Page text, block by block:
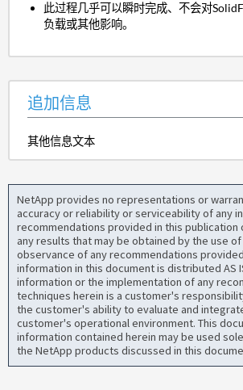
此过程几乎可以瞬时完成、不会对
负载或其他影响。
追加信息
其他信息文本
NetApp provides no representations or
accuracy or reliability or serviceability of any
recommendations provided in this
any results that may be obtained by the use
observance of any recommendations
information in this document is distributed AS
information or the implementation of any
techniques herein is a customer's
the customer's ability to evaluate and
customer's operational environment. This
information contained herein may be used
the NetApp products discussed in this